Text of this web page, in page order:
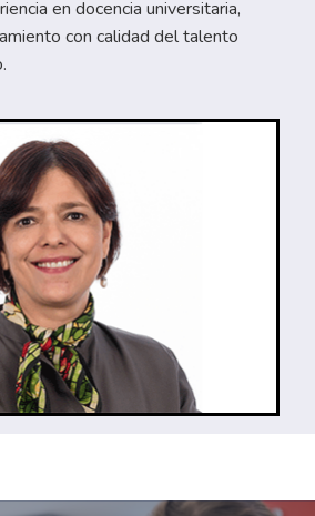
en docencia universitaria,
con calidad del talento